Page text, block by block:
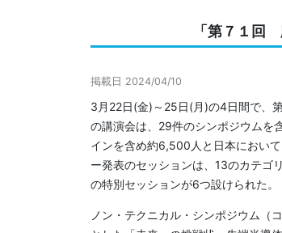
「第７１回
掲載日 2024/04/10
3月22日(金)～25日(月)の4日間で、
の講演会は、29件のシンポジウムを
インを含め約6,500人と日本におい
ー発表のセッションは、13のカテゴ
の特別セッションが6つ設けられた。
ノン・テクニカル・シンポジウム（